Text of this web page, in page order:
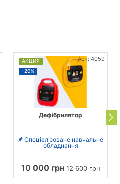
АКЦИЯ
-20%
Арт: 4059
Дефібрилятор
Спеціалізоване навчальне
обладнання
10 000 грн12 600 грн